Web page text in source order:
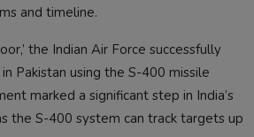
and timeline.
the Indian Air Force successfully
Pakistan using the S-400 missile
marked a significant step in India’s
the S-400 system can track targets up